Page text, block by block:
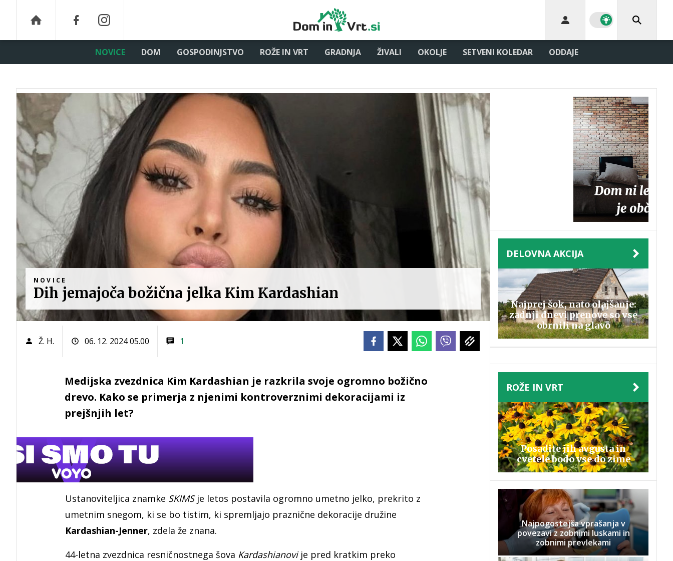
NOVICE DOM GOSPODINJSTVO ROŽE IN VRT GRADNJA ŽIVALI OKOLJE SETVENI KOLEDAR ODDAJE
NOVICE
Dih jemajoča božična jelka Kim Kardashian
Ž. H. 06. 12. 2024 05.00 1
Medijska zvezdnica Kim Kardashian je razkrila svoje ogromno božično
drevo. Kako se primerja z njenimi kontroverznimi dekoracijami iz
prejšnjih let?
Ustanoviteljica znamke SKIMS je letos postavila ogromno umetno jelko, prekrito z
umetnim snegom, ki se bo tistim, ki spremljajo praznične dekoracije družine
Kardashian-Jenner, zdela že znana.
44-letna zvezdnica resničnostnega šova Kardashianovi je pred kratkim preko
DELOVNA AKCIJA
Najprej šok, nato olajšanje:
zadnji dnevi prenove so vse
obrnili na glavo
ROŽE IN VRT
Posadite jih avgusta in
cvetele bodo vse do zime
Najpogostejša vprašanja v
povezavi z zobnimi luskami in
zobnimi prevlekami